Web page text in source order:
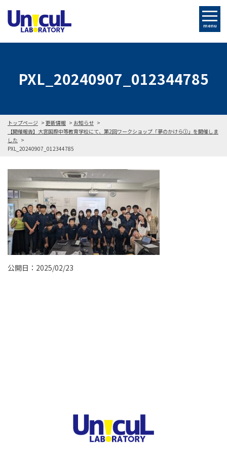
menu
PXL_20240907_012344785
トップページ 更新情報
お知らせ
【開催報告】大宮国際中等教育学校にて、第2回ワークショップ「夢のかけら①」を開催しま
した
PXL_20240907_012344785
公開日：2025/02/23